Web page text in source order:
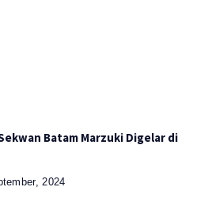
Batam Marzuki Digelar di
2024